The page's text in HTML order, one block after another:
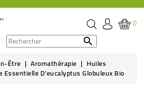
0

Être Aromathérapie Huiles
Essentielle D'eucalyptus Globuleux Bio